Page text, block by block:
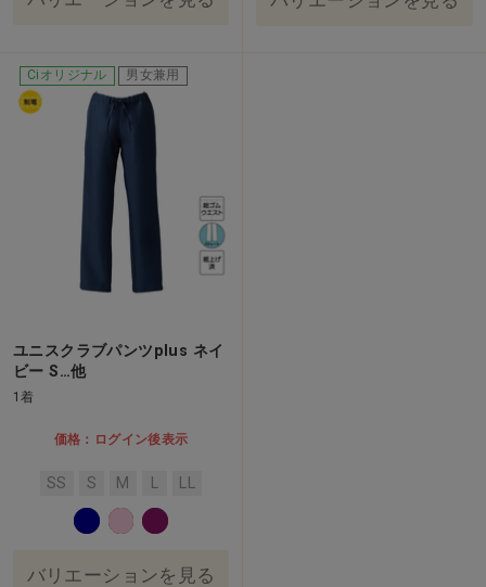
Ciオリジナル 男女兼用
ユニスクラブパンツplus ネイ
ビー S…他
1着
価格：ログイン後表示
SS S M L LL
バリエーションを見る